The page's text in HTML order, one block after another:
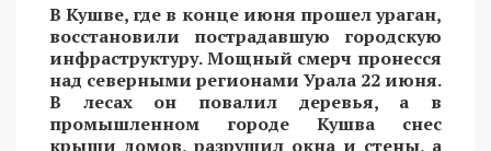
В Кушве, где в конце июня прошел ураган,
восстановили пострадавшую городскую
инфраструктуру. Мощный смерч пронесся
над северными регионами Урала 22 июня.
В лесах он повалил деревья, а в
промышленном городе Кушва снес
крыши домов, разрушил окна и стены, а